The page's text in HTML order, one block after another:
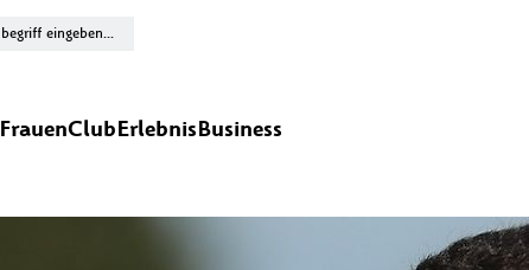
FrauenClubErlebnisBusiness